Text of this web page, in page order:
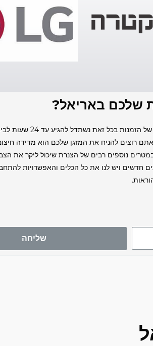
שלכם באריאל?
אנחנו נמצאים באזור ולכן אנו זמינים לעבודה כמעט באופן
רוצים להניח את המזגן שלכם הוא מדידה
נוספים רבים של הצנרת שיכול ליקר את
ויש לנו את כל הכלים והאפשרויות
שליחה